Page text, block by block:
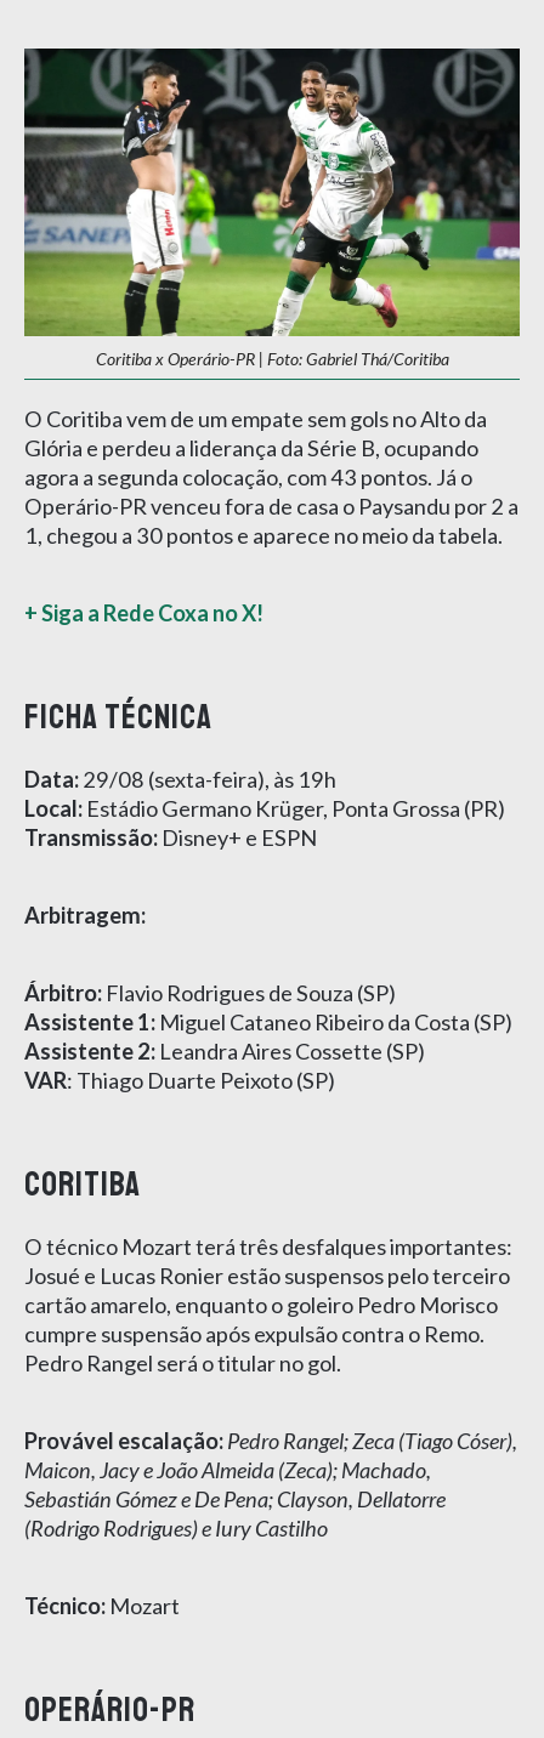
Coritiba x Operário-PR | Foto: Gabriel Thá/Coritiba
O Coritiba vem de um empate sem gols no Alto da
Glória e perdeu a liderança da Série B, ocupando
agora a segunda colocação, com 43 pontos. Já o
Operário-PR venceu fora de casa o Paysandu por 2 a
1, chegou a 30 pontos e aparece no meio da tabela.
+ Siga a Rede Coxa no X!
FICHA TÉCNICA
Data:29/08 (sexta-feira), às 19h
Local: Estádio Germano Krüger, Ponta Grossa (PR)
Transmissão: Disney+ e ESPN
Arbitragem:
Árbitro: Flavio Rodrigues de Souza (SP)
Assistente 1: Miguel Cataneo Ribeiro da Costa (SP)
Assistente 2: Leandra Aires Cossette (SP)
VAR: Thiago Duarte Peixoto (SP)
CORITIBA
O técnico Mozart terá três desfalques importantes:
Josué e Lucas Ronier estão suspensos pelo terceiro
cartão amarelo, enquanto o goleiro Pedro Morisco
cumpre suspensão após expulsão contra o Remo.
Pedro Rangel será o titular no gol.
Provável escalação:Pedro Rangel; Zeca (Tiago Cóser),
Maicon, Jacy e João Almeida (Zeca); Machado,
Sebastián Gómez e De Pena; Clayson, Dellatorre
(Rodrigo Rodrigues) e Iury Castilho
Técnico: Mozart
OPERÁRIO-PR